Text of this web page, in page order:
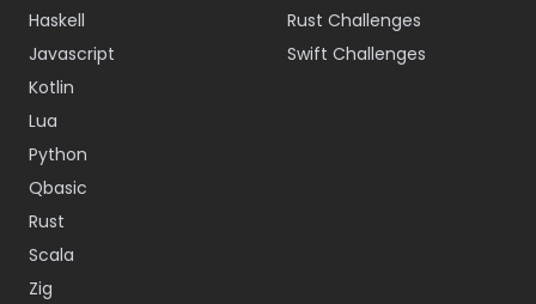
Haskell
Javascript
Kotlin
Lua
Python
Qbasic
Rust
Scala
Zig
Rust Challenges
Swift Challenges